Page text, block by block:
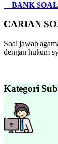
BANK
CARIAN
Soal jawab
dengan hukum
Kategori